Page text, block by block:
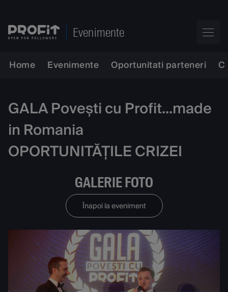
Evenimente
Home Evenimente Oportunitati parteneri
GALA Povești cu Profit...made
in Romania
OPORTUNITĂȚILE CRIZEI
GALERIE FOTO
Înapoi la eveniment